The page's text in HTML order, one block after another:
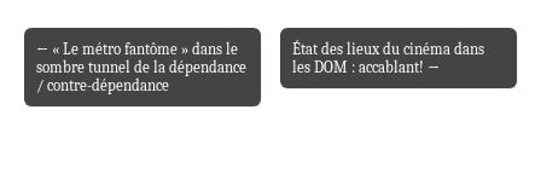
Post navigation
← « Le métro fantôme » dans le
sombre tunnel de la dépendance
/ contre-dépendance
État des lieux du cinéma dans
les DOM : accablant! →